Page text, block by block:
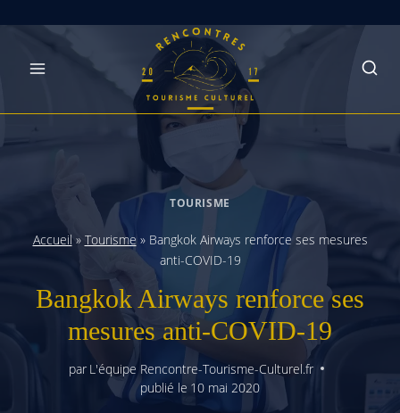
TOURISME
Accueil» Tourisme » Bangkok Airways renforce ses mesures
anti-COVID-19
Bangkok Airways renforce ses
mesures anti-COVID-19
par L'équipe Rencontre-Tourisme-Culturel.fr
publié le 10 mai 2020